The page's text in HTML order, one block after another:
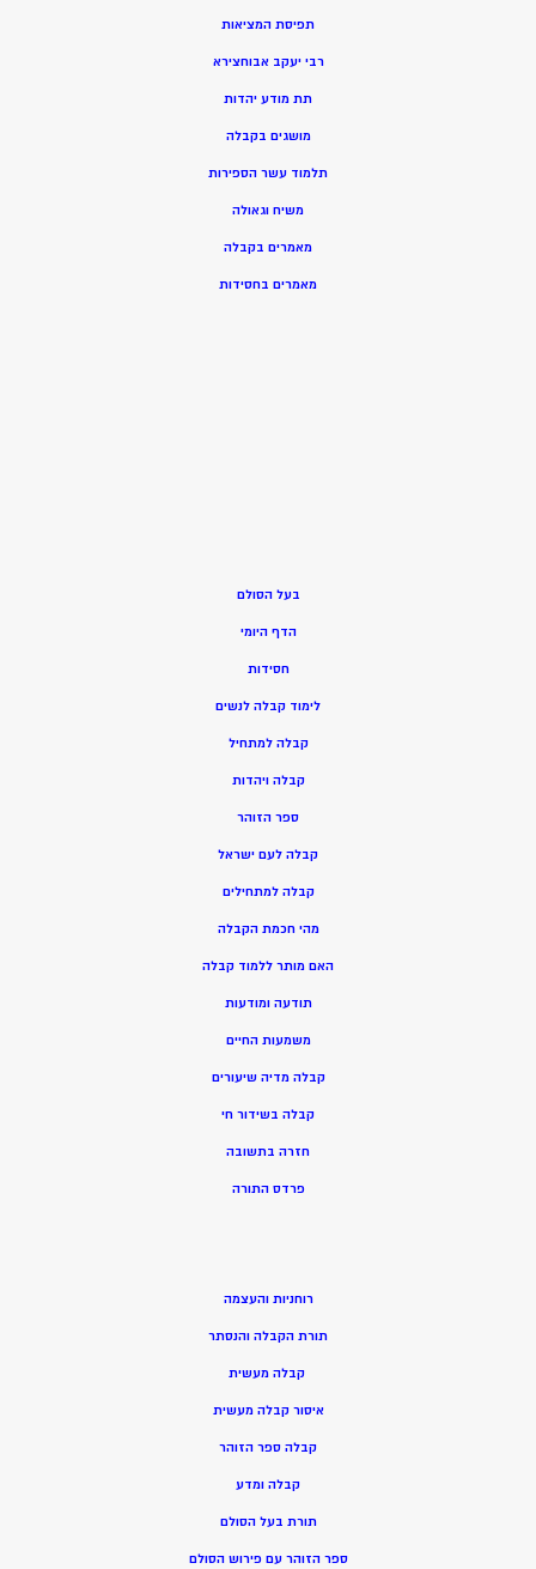
תפיסת המציאות
רבי יעקב אבוחצירא
תת מודע יהדות
מושגים בקבלה
תלמוד עשר הספירות
משיח וגאולה
מאמרים בקבלה
מאמרים בחסידות
בעל הסולם
הדף היומי
חסידות
לימוד קבלה לנשים
קבלה למתחיל
קבלה ויהדות
ספר הזוהר
קבלה לעם ישראל
קבלה למתחילים
מהי חכמת הקבלה
האם מותר ללמוד קבלה
תודעה ומודעות
משמעות החיים
קבלה מדיה שיעורים
קבלה בשידור חי
חזרה בתשובה
פרדס התורה
רוחניות והעצמה
תורת הקבלה והנסתר
קבלה מעשית
איסור קבלה מעשית
קבלה ספר הזוהר
קבלה ומדע
תורת בעל הסולם
ספר הזוהר עם פירוש הסולם